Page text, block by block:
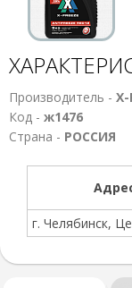
Производитель - X-
Код - ж1476
Страна - РОССИЯ
г. Челябинск,